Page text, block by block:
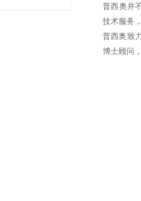
普西奥并
技术服务
普西奥致
博士顾问